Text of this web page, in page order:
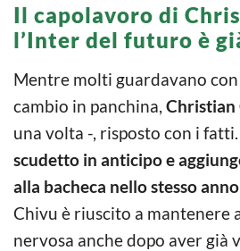
Il capolavoro di
l’Inter del futuro è
Mentre molti guardavano
cambio in panchina, Christian
una volta -, risposto con i fatti.
scudetto in anticipo e
alla bacheca nello stesso
Chivu è riuscito a mantenere
nervosa anche dopo aver già